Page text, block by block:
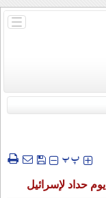
باز
‍‍‍ پپ
حداد لإسرائيل